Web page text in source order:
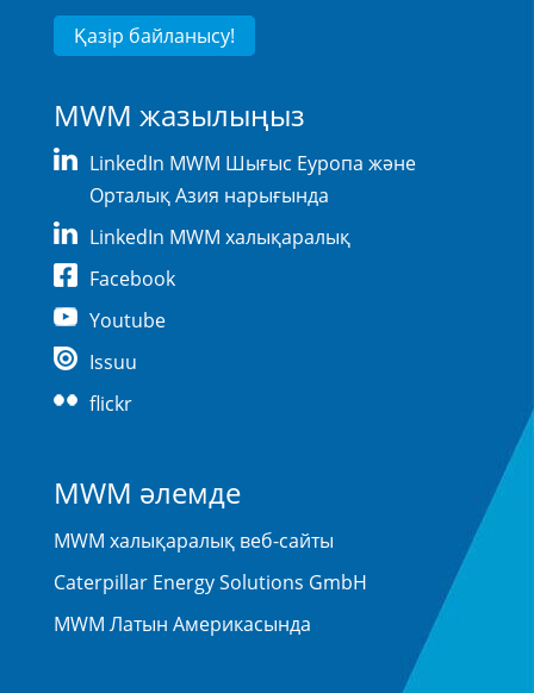
Қазір байланысу!
MWM жазылыңыз
LinkedIn MWM Шығыс Еуропа және
Орталық Азия нарығында
LinkedIn MWM халықаралық
Facebook
Youtube
Issuu
flickr
MWM әлемде
MWM халықаралық веб-сайты
Caterpillar Energy Solutions GmbH
MWM Латын Америкасында